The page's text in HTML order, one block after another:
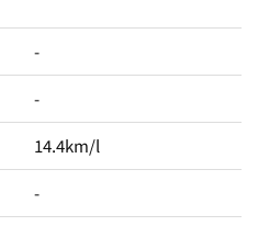
-
-
14.4km/l
-